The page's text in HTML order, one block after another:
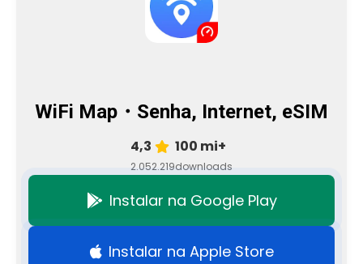
WiFi Map・Senha, Internet, eSIM
4,3
2.052.219
100 mi+
downloads
Instalar na Google Play
Instalar na Apple Store